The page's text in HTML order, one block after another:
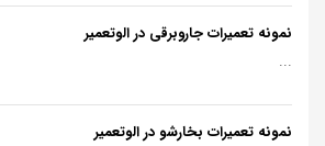
نمونه تعمیرات جاروبرقی در الوتعمیر
...
نمونه تعمیرات بخارشو در الوتعمیر